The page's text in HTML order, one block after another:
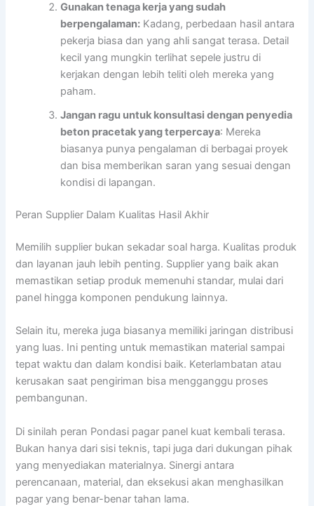
Gunakan tenaga kerja yang sudah
berpengalaman: Kadang, perbedaan hasil antara
pekerja biasa dan yang ahli sangat terasa. Detail
kecil yang mungkin terlihat sepele justru di
kerjakan dengan lebih teliti oleh mereka yang
paham.
Jangan ragu untuk konsultasi dengan penyedia
beton pracetak yang terpercaya: Mereka
biasanya punya pengalaman di berbagai proyek
dan bisa memberikan saran yang sesuai dengan
kondisi di lapangan.
Peran Supplier Dalam Kualitas Hasil Akhir
Memilih supplier bukan sekadar soal harga. Kualitas produk
dan layanan jauh lebih penting. Supplier yang baik akan
memastikan setiap produk memenuhi standar, mulai dari
panel hingga komponen pendukung lainnya.
Selain itu, mereka juga biasanya memiliki jaringan distribusi
yang luas. Ini penting untuk memastikan material sampai
tepat waktu dan dalam kondisi baik. Keterlambatan atau
kerusakan saat pengiriman bisa mengganggu proses
pembangunan.
Di sinilah peran Pondasi pagar panel kuat kembali terasa.
Bukan hanya dari sisi teknis, tapi juga dari dukungan pihak
yang menyediakan materialnya. Sinergi antara
perencanaan, material, dan eksekusi akan menghasilkan
pagar yang benar-benar tahan lama.